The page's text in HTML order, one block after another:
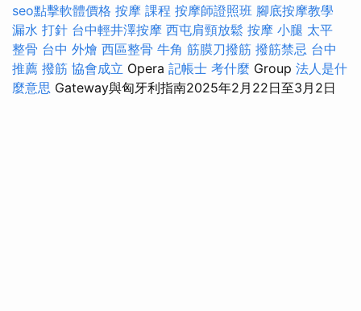
seo點擊軟體價格 按摩 課程 按摩師證照班 腳底按摩教學
漏水 打針 台中輕井澤按摩 西屯肩頸放鬆 按摩 小腿 太平
整骨 台中 外燴 西區整骨 牛角 筋膜刀撥筋 撥筋禁忌 台中
推薦 撥筋 協會成立 Opera 記帳士 考什麼 Group 法人是什
麼意思 Gateway與匈牙利指南2025年2月22日至3月2日